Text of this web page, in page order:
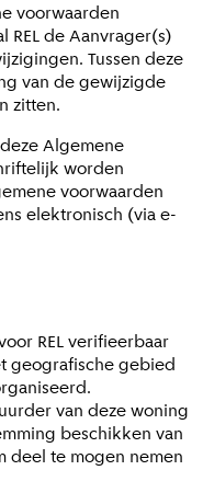
voorwaarden
de Aanvrager(s)
Tussen deze
van de gewijzigde
zitten.
Algemene
worden
voorwaarden
elektronisch (via e-
REL verifieerbaar
geografische gebied
van deze woning
beschikken van
deel te mogen nemen